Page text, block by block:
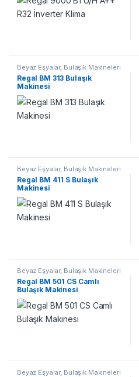
Beyaz Eşyalar, Bulaşık Makineleri
Regal BM 313 Bulaşık
Makinesi
Beyaz Eşyalar, Bulaşık Makineleri
Regal BM 411 S Bulaşık
Makinesi
Beyaz Eşyalar, Bulaşık Makineleri
Regal BM 501 CS Camlı
Bulaşık Makinesi
Beyaz Eşyalar, Bulaşık Makineleri